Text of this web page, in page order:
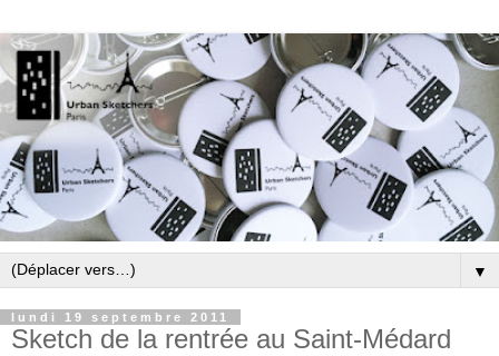
▼
lundi 19 septembre 2011
Sketch de la rentrée au Saint-Médard